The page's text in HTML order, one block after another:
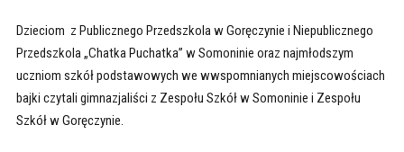
Dzieciom z Publicznego Przedszkola w Goręczynie i Niepublicznego
Przedszkola „Chatka Puchatka” w Somoninie oraz najmłodszym
uczniom szkół podstawowych we wwspomnianych miejscowościach
bajki czytali gimnazjaliści z Zespołu Szkół w Somoninie i Zespołu
Szkół w Goręczynie.